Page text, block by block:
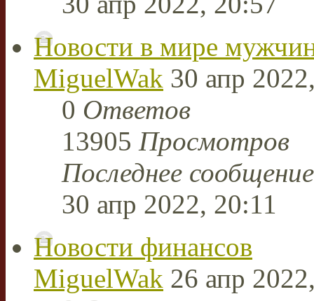
Новости в мире
MiguelWak 30 апр
0 Ответов
13905 Просмотров
Последнее
30 апр 2022, 20:11
Новости финансов
MiguelWak 26 апр